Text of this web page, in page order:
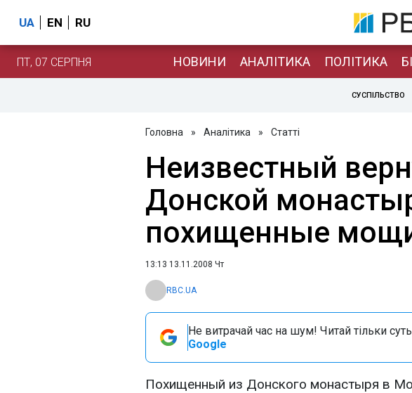
UA EN RU
ПТ, 07 СЕРПНЯ НОВИНИ АНАЛІТИКА ПОЛІТИКА
СУСПІЛЬСТВО
Головна » Аналітика » Статті
Неизвестный
Донской
похищенные
13:13 13.11.2008 Чт
RBC.UA
Не витрачай час на шум! Читай тільки
Google
Похищенный из Донского монастыря в